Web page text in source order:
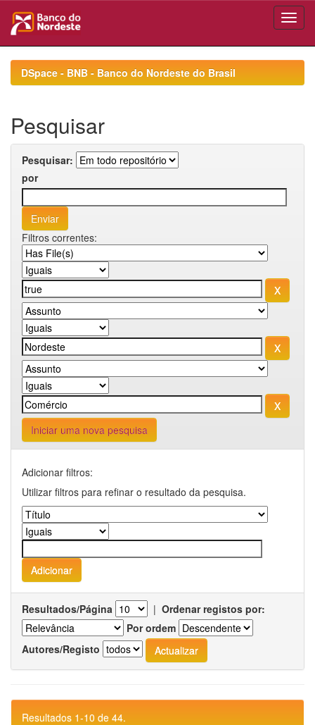
navigationDSpace - BNB - Banco do Nordeste do Brasil
Pesquisar
Pesquisar:
por
Filtros correntes:
Iniciar uma nova pesquisa
Adicionar filtros:
Utilizar filtros para refinar o resultado da pesquisa.
Resultados/Página | Ordenar registos por:
Por ordem
Autores/Registo
Resultados 1-10 de 44.